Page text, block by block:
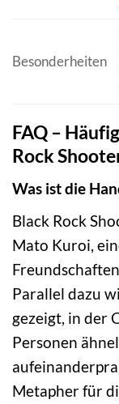
Besonderheiten
FAQ –
Rock
Was ist die
Black Rock
Mato Kuroi,
Parallel dazu
gezeigt, in der
Personen
Metapher für